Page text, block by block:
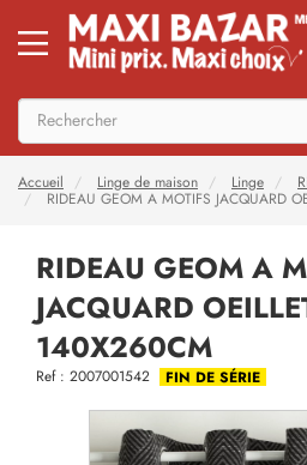
Accueil Linge de maison Linge
RIDEAU GEOM A MOTIFS JACQUARD
RIDEAU GEOM A
JACQUARD
140X260CM
Ref : 2007001542 FIN DE SÉRIE